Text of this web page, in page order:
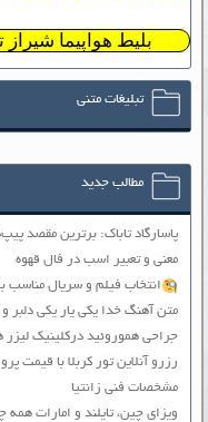
بلیط هواپیما شیراز
تبلیغات متنی
مطالب جدید
پاسارگاد تاباک: برترین مقصد
معنی و تعبیر اسب در فال قهوه
انتخاب فیلم و سریال
متن آهنگ خدا یکی یار یکی دلبر و
جراحی هموروئید درکلینیک لیزر
رزرو آنلاین تور کربلا با قیمت
مشخصات فنی زانتیا
ویزای چین، تایلند و امارات